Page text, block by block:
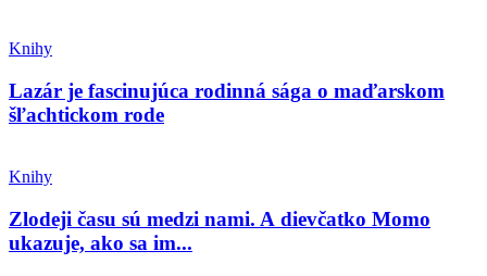
Knihy
Lazár je fascinujúca rodinná sága o maďarskom
šľachtickom rode
Knihy
Zlodeji času sú medzi nami. A dievčatko Momo
ukazuje, ako sa im...